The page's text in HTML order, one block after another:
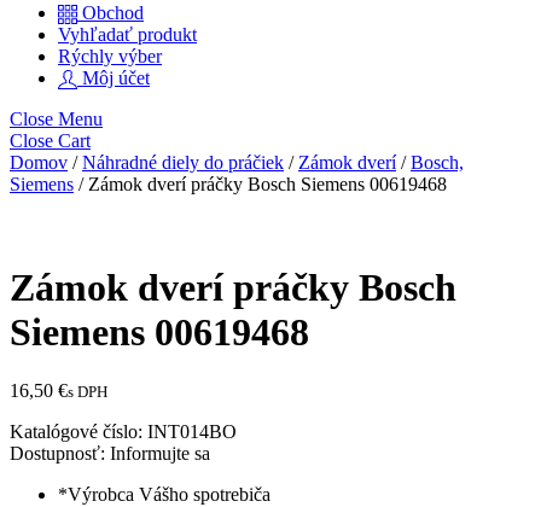
Obchod
Vyhľadať produkt
Rýchly výber
Môj účet
Close Menu
Close Cart
Domov /Náhradné diely do práčiek / Zámok dverí/Bosch,
Siemens / Zámok dverí práčky Bosch Siemens 00619468
Zámok dverí práčky Bosch
Siemens 00619468
16,50 €s DPH
Katalógové číslo: INT014BO
Dostupnosť: Informujte sa
*Výrobca Vášho spotrebiča